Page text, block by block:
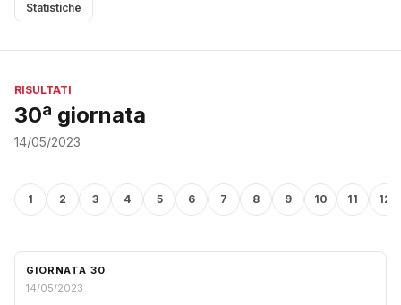
Statistiche
RISULTATI
30ª giornata
14/05/2023
1 2 3 4 5 6 7 8 9 10 11 12
GIORNATA 30
14/05/2023